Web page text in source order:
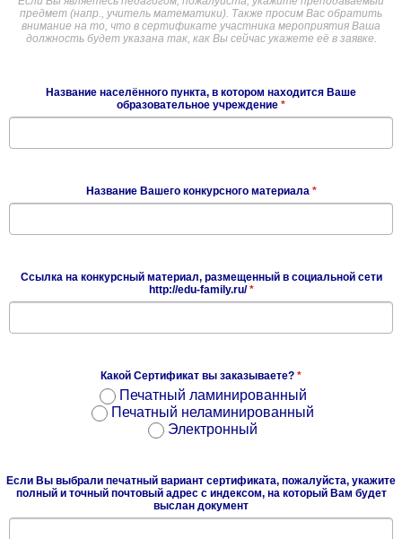
предмет (напр., учитель математики). Также просим Вас обратить
внимание на то, что в сертификате участника мероприятия Ваша
должность будет указана так, как Вы сейчас укажете её в заявке.
Название населённого пункта, в котором находится Ваше
образовательное учреждение *
Название Вашего конкурсного материала *
Ссылка на конкурсный материал, размещенный в социальной сети
http://edu-family.ru/*
Какой Сертификат вы заказываете? *
Печатный ламинированный
Печатный неламинированный
Электронный
Если Вы выбрали печатный вариант сертификата, пожалуйста, укажите
полный и точный почтовый адрес с индексом, на который Вам будет
выслан документ